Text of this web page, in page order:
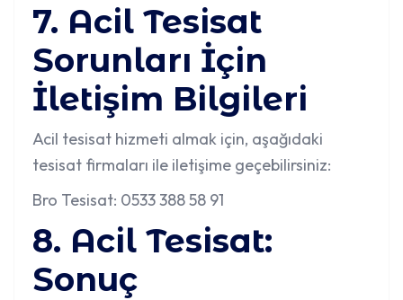
7. Acil Tesisat
Sorunları İçin
İletişim Bilgileri
Acil tesisat hizmeti almak için, aşağıdaki
tesisat firmaları ile iletişime geçebilirsiniz:
Bro Tesisat: 0533 388 58 91
8. Acil Tesisat:
Sonuç